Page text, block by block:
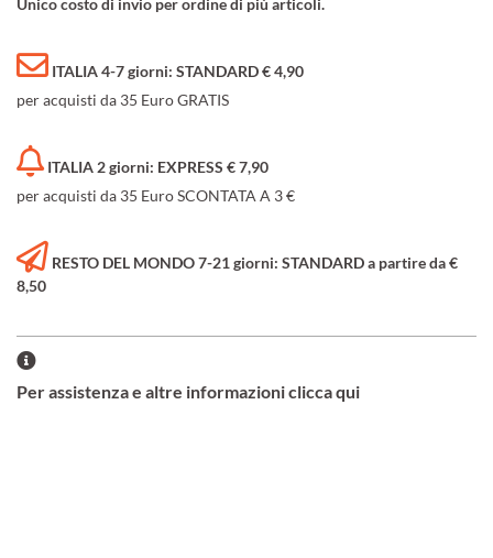
Unico costo di invio per ordine di più articoli.
ITALIA 4-7 giorni: STANDARD € 4,90
per acquisti da 35 Euro GRATIS
ITALIA 2 giorni: EXPRESS € 7,90
per acquisti da 35 Euro SCONTATA A 3 €
RESTO DEL MONDO 7-21 giorni: STANDARD a partire da €
8,50
Per assistenza e altre informazioni clicca qui